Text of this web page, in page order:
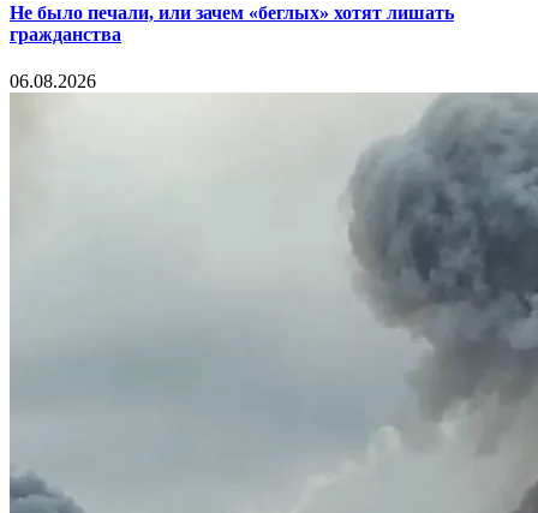
Не было печали, или зачем «беглых» хотят лишать
гражданства
06.08.2026